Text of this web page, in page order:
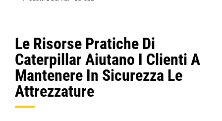
Le Risorse Pratiche Di
Caterpillar Aiutano I Clienti A
Mantenere In Sicurezza Le
Attrezzature